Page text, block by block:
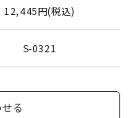
12,445円(税込)
S-0321
る